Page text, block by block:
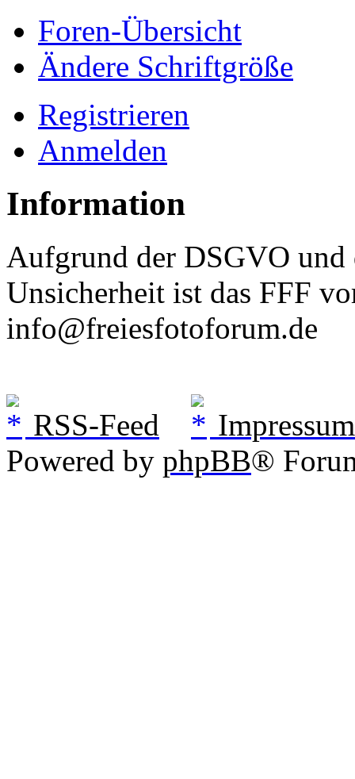
Foren-Übersicht
Ändere Schriftgröße
Registrieren
Anmelden
Information
Aufgrund der DSGVO und
Unsicherheit ist das FFF
info@freiesfotoforum.de
RSS-Feed
Impressum
Powered by phpBB®